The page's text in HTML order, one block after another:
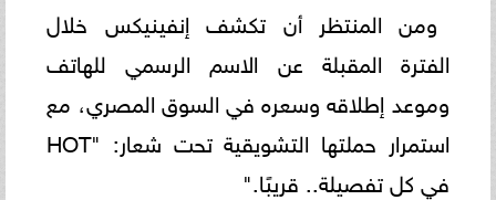
ومن المنتظر أن تكشف إنفينيكس خلال
الفترة المقبلة عن الاسم الرسمي للهاتف
وموعد إطلاقه وسعره في السوق المصري، مع
استمرار حملتها التشويقية تحت شعار: "HOT
في كل تفصيلة.. قريبًا."